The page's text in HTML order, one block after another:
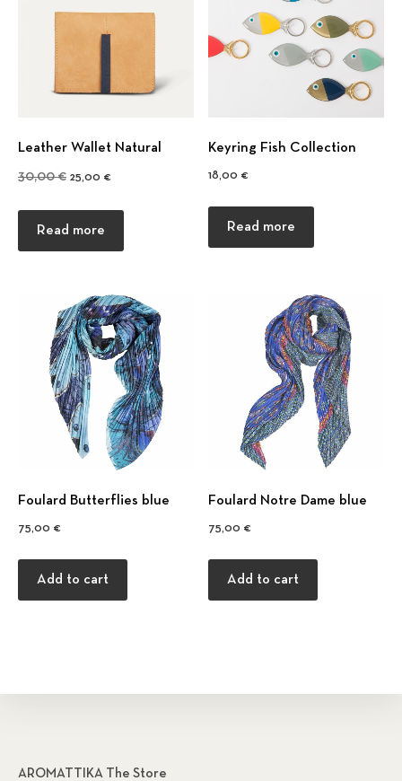
Leather Wallet Natural
30,00€ Original price was: 30,00 €.
25,00 € Current price is: 25,00 €.
Read more
Keyring Fish Collection
18,00 €
Read more
Foulard Βutterflies blue
75,00 €
Add to cart
Foulard Notre Dame blue
75,00 €
Add to cart
AROMATTIKA The Store
Previous